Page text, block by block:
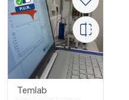
Temlab